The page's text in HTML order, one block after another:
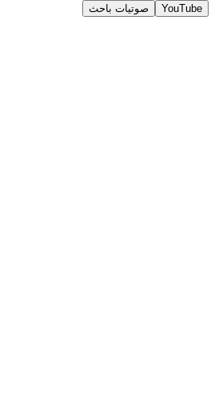
YouTube صوتيات باحث